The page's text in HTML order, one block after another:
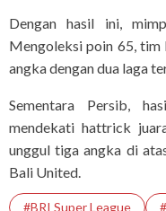
Dengan hasil ini,
Mengoleksi poin 65,
angka dengan dua laga
Sementara Persib,
mendekati hattrick
unggul tiga angka di
Bali United.
#BRI Super League